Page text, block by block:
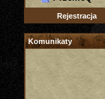
Rejestracja
Komunikaty